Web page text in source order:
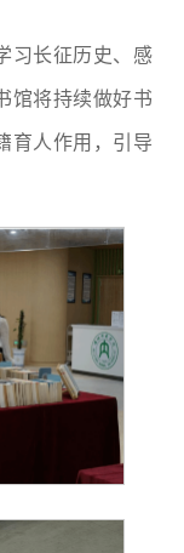
习长征历史、感
馆将持续做好书
育人作用，引导